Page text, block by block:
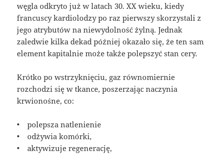
węgla odkryto już w latach 30. XX wieku, kiedy
francuscy kardiolodzy po raz pierwszy skorzystali z
jego atrybutów na niewydolność żylną. Jednak
zaledwie kilka dekad później okazało się, że ten sam
element kapitalnie może także polepszyć stan cery.
Krótko po wstrzyknięciu, gaz równomiernie
rozchodzi się w tkance, poszerzając naczynia
krwionośne, co:
• polepsza natlenienie
• odżywia komórki,
• aktywizuje regenerację,